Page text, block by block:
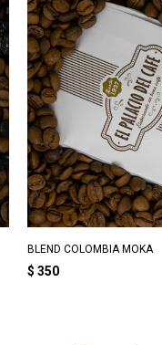
BLEND COLOMBIA MOKA
$ 350